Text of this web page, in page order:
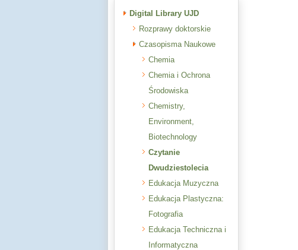
Digital Library UJD
Rozprawy doktorskie
Czasopisma Naukowe
Chemia
Chemia i Ochrona
Środowiska
Chemistry,
Environment,
Biotechnology
Czytanie
Dwudziestolecia
Edukacja Muzyczna
Edukacja Plastyczna:
Fotografia
Edukacja Techniczna i
Informatyczna